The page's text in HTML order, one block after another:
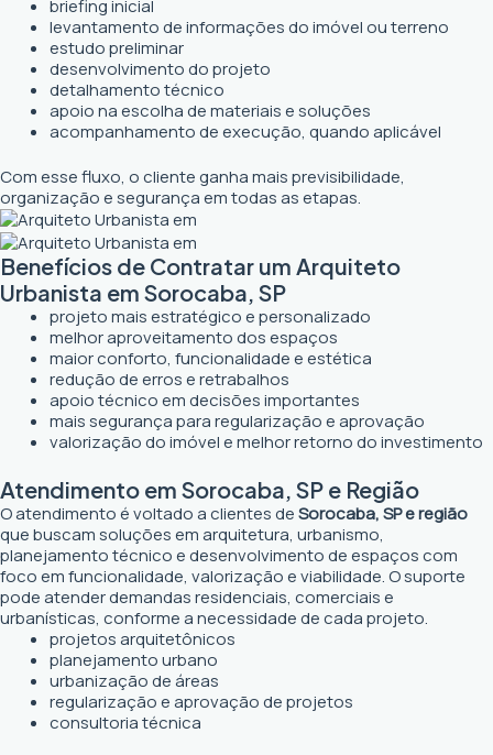
briefing inicial
levantamento de informações do imóvel ou terreno
estudo preliminar
desenvolvimento do projeto
detalhamento técnico
apoio na escolha de materiais e soluções
acompanhamento de execução, quando aplicável
Com esse fluxo, o cliente ganha mais previsibilidade,
organização e segurança em todas as etapas.
Benefícios de Contratar um Arquiteto
Urbanista em Sorocaba, SP
projeto mais estratégico e personalizado
melhor aproveitamento dos espaços
maior conforto, funcionalidade e estética
redução de erros e retrabalhos
apoio técnico em decisões importantes
mais segurança para regularização e aprovação
valorização do imóvel e melhor retorno do investimento
Atendimento em Sorocaba, SP e Região
O atendimento é voltado a clientes deSorocaba, SP e região
que buscam soluções em arquitetura, urbanismo,
planejamento técnico e desenvolvimento de espaços com
foco em funcionalidade, valorização e viabilidade. O suporte
pode atender demandas residenciais, comerciais e
urbanísticas, conforme a necessidade de cada projeto.
projetos arquitetônicos
planejamento urbano
urbanização de áreas
regularização e aprovação de projetos
consultoria técnica